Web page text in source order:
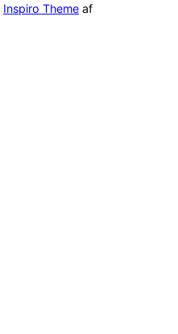
Inspiro Theme af